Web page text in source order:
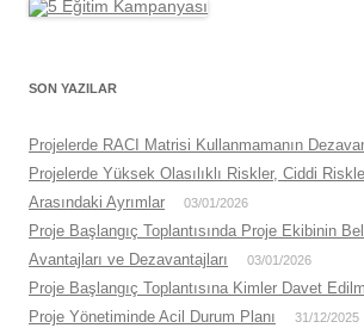
SON YAZILAR
Projelerde RACI Matrisi Kullanmamanın
Projelerde Yüksek Olasılıklı Riskler, Ciddi
Arasındaki Ayrımlar
03/01/2026
Proje Başlangıç Toplantısında Proje Ekibinin
Avantajları ve Dezavantajları
03/01/2026
Proje Başlangıç Toplantısına Kimler Davet
Proje Yönetiminde Acil Durum Planı 31/12/2025